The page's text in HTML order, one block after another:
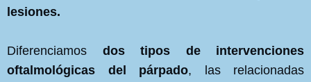
lesiones.
Diferenciamos dos tipos de intervenciones
oftalmológicas del párpado, las relacionadas